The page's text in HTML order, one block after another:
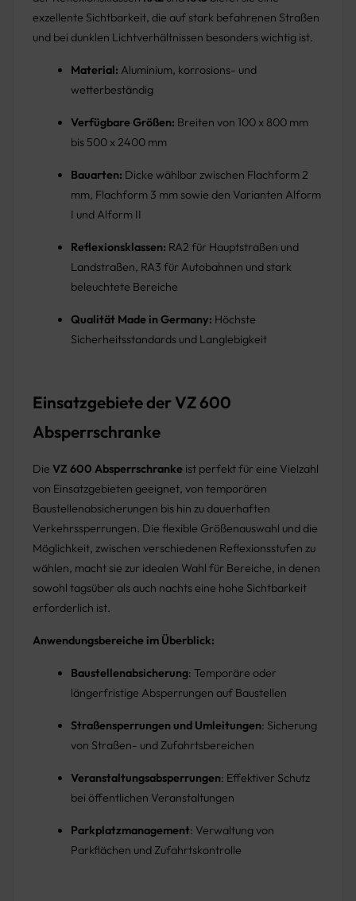
exzellente Sichtbarkeit, die auf stark befahrenen Straßen
und bei dunklen Lichtverhältnissen besonders wichtig ist.
Material: Aluminium, korrosions- und
wetterbeständig
Verfügbare Größen: Breiten von 100 x 800 mm
bis 500 x 2400 mm
Bauarten: Dicke wählbar zwischen Flachform 2
mm, Flachform 3 mm sowie den Varianten Alform
I und Alform II
Reflexionsklassen: RA2 für Hauptstraßen und
Landstraßen, RA3 für Autobahnen und stark
beleuchtete Bereiche
Qualität Made in Germany: Höchste
Sicherheitsstandards und Langlebigkeit
Einsatzgebiete der VZ 600
Absperrschranke
Die VZ 600 Absperrschranke ist perfekt für eine Vielzahl
von Einsatzgebieten geeignet, von temporären
Baustellenabsicherungen bis hin zu dauerhaften
Verkehrssperrungen. Die flexible Größenauswahl und die
Möglichkeit, zwischen verschiedenen Reflexionsstufen zu
wählen, macht sie zur idealen Wahl für Bereiche, in denen
sowohl tagsüber als auch nachts eine hohe Sichtbarkeit
erforderlich ist.
Anwendungsbereiche im Überblick:
Baustellenabsicherung: Temporäre oder
längerfristige Absperrungen auf Baustellen
Straßensperrungen und Umleitungen: Sicherung
von Straßen- und Zufahrtsbereichen
Veranstaltungsabsperrungen: Effektiver Schutz
bei öffentlichen Veranstaltungen
Parkplatzmanagement: Verwaltung von
Parkflächen und Zufahrtskontrolle